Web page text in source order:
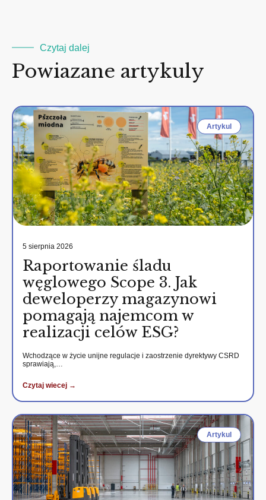
Czytaj dalej
Powiazane artykuly
Artykul
5 sierpnia 2026
Raportowanie śladu
węglowego Scope 3. Jak
deweloperzy magazynowi
pomagają najemcom w
realizacji celów ESG?
Wchodzące w życie unijne regulacje i zaostrzenie dyrektywy CSRD
sprawiają,…
Czytaj wiecej →
Artykul